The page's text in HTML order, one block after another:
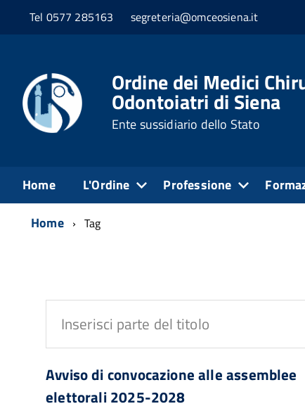
Tel 0577 285163 segreteria@omceosiena.it
Ordine dei Medici
Odontoiatri di Siena
Ente sussidiario dello Stato
Home L'Ordine Professione
Home Tag
Inserisci
parte
del
titolo
Avviso di convocazione alle assemblee
elettorali 2025-2028